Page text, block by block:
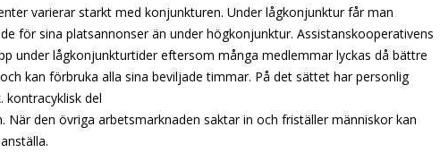
varierar starkt med konjunkturen. Under lågkonjunktur får man
för sina platsannonser än under högkonjunktur. Assistanskooperativens
under lågkonjunkturtider eftersom många medlemmar lyckas då bättre
kan förbruka alla sina beviljade timmar. På det sättet har personlig
kontracyklisk del
När den övriga arbetsmarknaden saktar in och friställer människor kan